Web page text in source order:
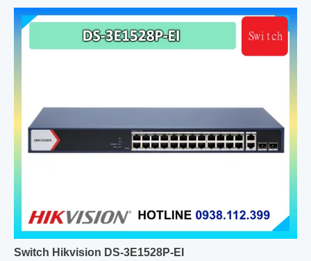
Switch Hikvision DS-3E1528P-EI